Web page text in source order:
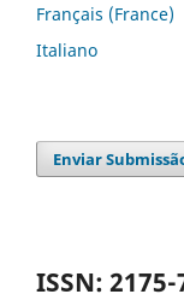
Français (France)
Italiano
Enviar
ISSN: 2175-